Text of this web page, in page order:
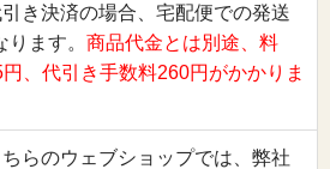
き決済の場合、宅配便での発送
ります。 商品代金とは別途、料
、代引き手数料260円がかかりま
らのウェブショップでは、弊社